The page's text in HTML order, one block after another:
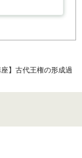
】古代王権の形成過